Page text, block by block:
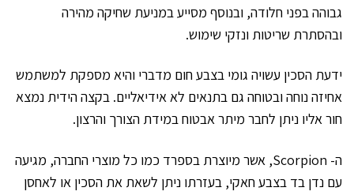
גבוהה בפני חלודה, ובנוסף מסייע במניעת שחיקה מהירה
ובהסתרת שריטות ונזקי שימוש.
ידעת הסכין עשויה גומי בצבע חום מדברי והיא מספקת למשתמש
אחיזה נוחה ובטוחה גם בתנאים לא אידיאליים. בקצה הידית נמצא
חור אליו ניתן לחבר מיתר אבטוח במידת הצורך והרצון.
ה- Scorpion, אשר מיוצרת בספרד כמו כל מוצרי החברה, מגיעה
עם נדן בד בצבע חאקי, בעזרתו ניתן לשאת את הסכין או לאחסן